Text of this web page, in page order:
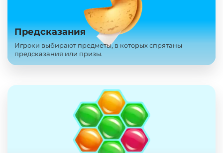
Предсказания
Игроки выбирают предметы, в которых спрятаны
предсказания или призы.